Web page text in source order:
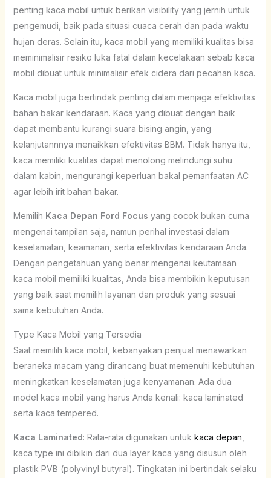
penting kaca mobil untuk berikan visibility yang jernih untuk
pengemudi, baik pada situasi cuaca cerah dan pada waktu
hujan deras. Selain itu, kaca mobil yang memiliki kualitas bisa
meminimalisir resiko luka fatal dalam kecelakaan sebab kaca
mobil dibuat untuk minimalisir efek cidera dari pecahan kaca.
Kaca mobil juga bertindak penting dalam menjaga efektivitas
bahan bakar kendaraan. Kaca yang dibuat dengan baik
dapat membantu kurangi suara bising angin, yang
kelanjutannnya menaikkan efektivitas BBM. Tidak hanya itu,
kaca memiliki kualitas dapat menolong melindungi suhu
dalam kabin, mengurangi keperluan bakal pemanfaatan AC
agar lebih irit bahan bakar.
Memilih Kaca Depan Ford Focus yang cocok bukan cuma
mengenai tampilan saja, namun perihal investasi dalam
keselamatan, keamanan, serta efektivitas kendaraan Anda.
Dengan pengetahuan yang benar mengenai keutamaan
kaca mobil memiliki kualitas, Anda bisa membikin keputusan
yang baik saat memilih layanan dan produk yang sesuai
sama kebutuhan Anda.
Type Kaca Mobil yang Tersedia
Saat memilih kaca mobil, kebanyakan penjual menawarkan
beraneka macam yang dirancang buat memenuhi kebutuhan
meningkatkan keselamatan juga kenyamanan. Ada dua
model kaca mobil yang harus Anda kenali: kaca laminated
serta kaca tempered.
Kaca Laminated: Rata-rata digunakan untuk kaca depan
kaca type ini dibikin dari dua layer kaca yang disusun oleh
plastik PVB (polyvinyl butyral). Tingkatan ini bertindak selaku